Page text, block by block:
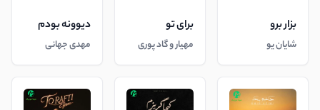
بزار برو
شایان یو
برای تو
مهیار و گاد پوری
دیوونه بودم
مهدی جهانی